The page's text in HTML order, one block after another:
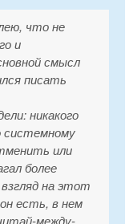
что не
и
смысл
писать
никакого
системному
или
более
на этот
есть, в нем
между-